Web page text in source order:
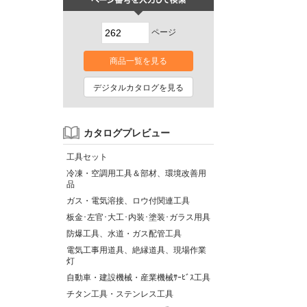
ページ
商品一覧を見る
デジタルカタログを見る
カタログプレビュー
工具セット
冷凍・空調用工具＆部材、環境改善用
品
ガス・電気溶接、ロウ付関連工具
板金･左官･大工･内装･塗装･ガラス用具
防爆工具、水道・ガス配管工具
電気工事用道具、絶縁道具、現場作業
灯
自動車・建設機械・産業機械ｻｰﾋﾞｽ工具
チタン工具・ステンレス工具